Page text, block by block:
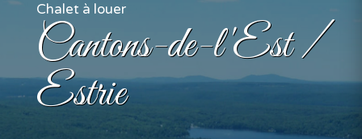
Chalet à louer
Cantons-de-l'Est /
Estrie